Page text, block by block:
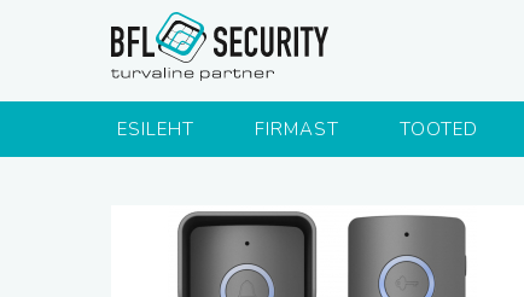
ESILEHT FIRMAST TOOTED